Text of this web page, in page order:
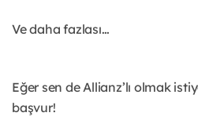
Ve daha fazlası…
Eğer sen de Allianz’lı olmak
başvur!